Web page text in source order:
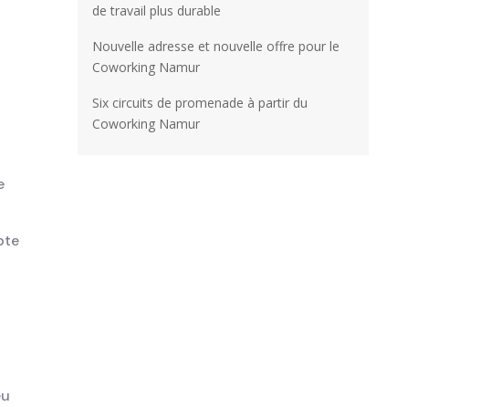
de travail plus durable
Nouvelle adresse et nouvelle offre pour le
Coworking Namur
Six circuits de promenade à partir du
Coworking Namur